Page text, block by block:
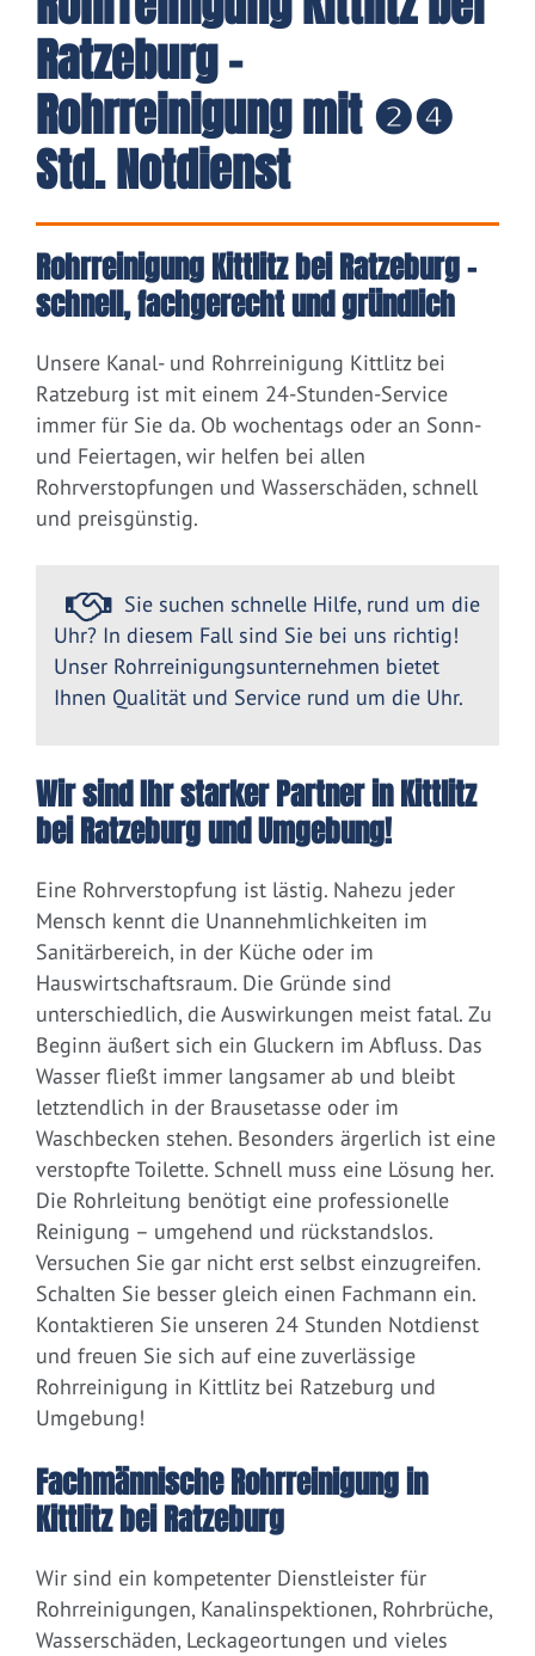
Ratzeburg -
Rohrreinigung mit ❷❹
Std. Notdienst
Rohrreinigung Kittlitz bei Ratzeburg –
schnell, fachgerecht und gründlich
Unsere Kanal- und Rohrreinigung Kittlitz bei
Ratzeburg ist mit einem 24-Stunden-Service
immer für Sie da. Ob wochentags oder an Sonn-
und Feiertagen, wir helfen bei allen
Rohrverstopfungen und Wasserschäden, schnell
und preisgünstig.
Sie suchen schnelle Hilfe, rund um die
Uhr? In diesem Fall sind Sie bei uns richtig!
Unser Rohrreinigungsunternehmen bietet
Ihnen Qualität und Service rund um die Uhr.
Wir sind Ihr starker Partner in Kittlitz
bei Ratzeburg und Umgebung!
Eine Rohrverstopfung ist lästig. Nahezu jeder
Mensch kennt die Unannehmlichkeiten im
Sanitärbereich, in der Küche oder im
Hauswirtschaftsraum. Die Gründe sind
unterschiedlich, die Auswirkungen meist fatal. Zu
Beginn äußert sich ein Gluckern im Abfluss. Das
Wasser fließt immer langsamer ab und bleibt
letztendlich in der Brausetasse oder im
Waschbecken stehen. Besonders ärgerlich ist eine
verstopfte Toilette. Schnell muss eine Lösung her.
Die Rohrleitung benötigt eine professionelle
Reinigung – umgehend und rückstandslos.
Versuchen Sie gar nicht erst selbst einzugreifen.
Schalten Sie besser gleich einen Fachmann ein.
Kontaktieren Sie unseren 24 Stunden Notdienst
und freuen Sie sich auf eine zuverlässige
Rohrreinigung in Kittlitz bei Ratzeburg und
Umgebung!
Fachmännische Rohrreinigung in
Kittlitz bei Ratzeburg
Wir sind ein kompetenter Dienstleister für
Rohrreinigungen, Kanalinspektionen, Rohrbrüche,
Wasserschäden, Leckageortungen und vieles